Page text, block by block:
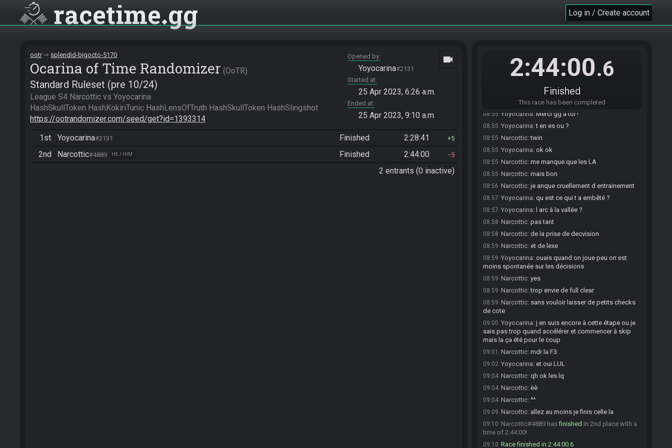
racetime gg Log in / Create account
ootr splendid-bigocto-5170
Ocarina of Time Randomizer OoTR
Standard Ruleset (pre 10/24)
League S4 Narcottic vs Yoyocarina
https://ootrandomizer.com/seed/get?id=1393314
Opened by
Yoyocarina#2131
Started at
25 Apr 2023, 6:26 a.m.
Ended at
25 Apr 2023, 9:10 a.m.
videocam
1st Yoyocarina#2131 Finished 2:28:41 5
2nd Narcottic#4889 HE / HIM Finished 2:44:00 5
2 entrants (0 inactive)
2:44:00.6
Finished
This race has been completed
06:25 Yoyocarina#2131 is ready! (0 remaining)
The race has begun! Good luck and have fun.
Yoyocarina#2131 has finished in 1st place with a
time of 2:28:41!
Narcottic: trop fort
08:55 Yoyocarina: Merci gg à toi !
08:55 Yoyocarina:t en es ou ?
08:55 Narcottic:twin
08:55 Yoyocarina: ok ok
08:55 Narcottic: me manque que les LA
08:55 Narcottic: mais bon
08:56 Narcottic: je anque cruellement d entrainement
08:57 Yoyocarina: qu est ce qui t a embêté ?
08:57 Yoyocarina: l arc à la vallée ?
08:58 Narcottic: pas tant
08:58 Narcottic: de la prise de decvision
08:59 Narcottic: et de lexe
08:59 Yoyocarina: ouais quand on joue peu on est
moins spontanée sur les décisions
08:59 Narcottic: yes
08:59 Narcottic:trop envie de full clear
08:59 Narcottic: sans vouloir laisser de petits checks
de cote
09:00 Yoyocarina: j en suis encore à cette étape ou je
sais pas trop quand accélérer et commencer à skip
mais la ça été pour le coup
09:01 Narcottic: mdr la F3
09:02 Yoyocarina: et oui LUL
09:04 Narcottic: qh ok les lq
09:04 Narcottic: èè
09:04 Narcottic: ^^
09:09 Narcottic: allez au moins je finis celle la
09:10 Narcottic#4889 hasfinished in 2nd place with a
time of 2:44:00!
09:10 Race finished in 2:44:00.6